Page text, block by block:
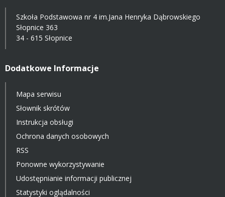
Szkoła Podstawowa nr 4 im.Jana Henryka Dąbrowskiego
Słopnice 363
34 - 615 Słopnice
Dodatkowe Informacje
Mapa serwisu
Słownik skrótów
Instrukcja obsługi
Ochrona danych osobowych
RSS
Ponowne wykorzystywanie
Udostępnianie informacji publicznej
Statystyki oglądalności